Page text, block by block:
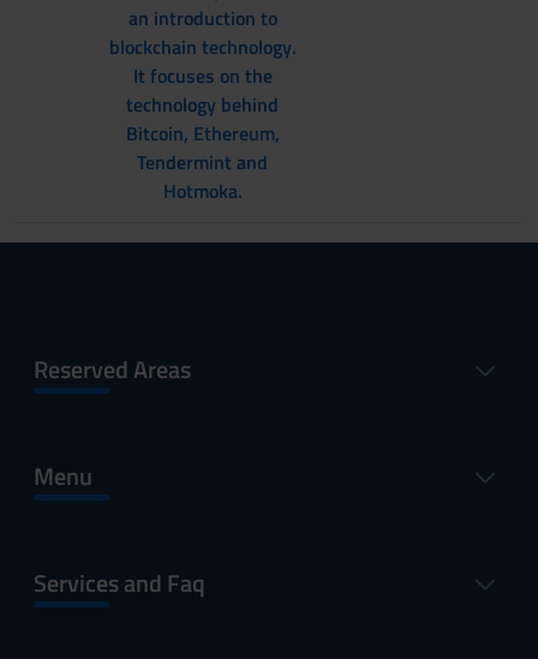
an introduction to
blockchain technology.
It focuses on the
technology behind
Bitcoin, Ethereum,
Tendermint and
Hotmoka.
Reserved Areas
Menu
Services and Faq